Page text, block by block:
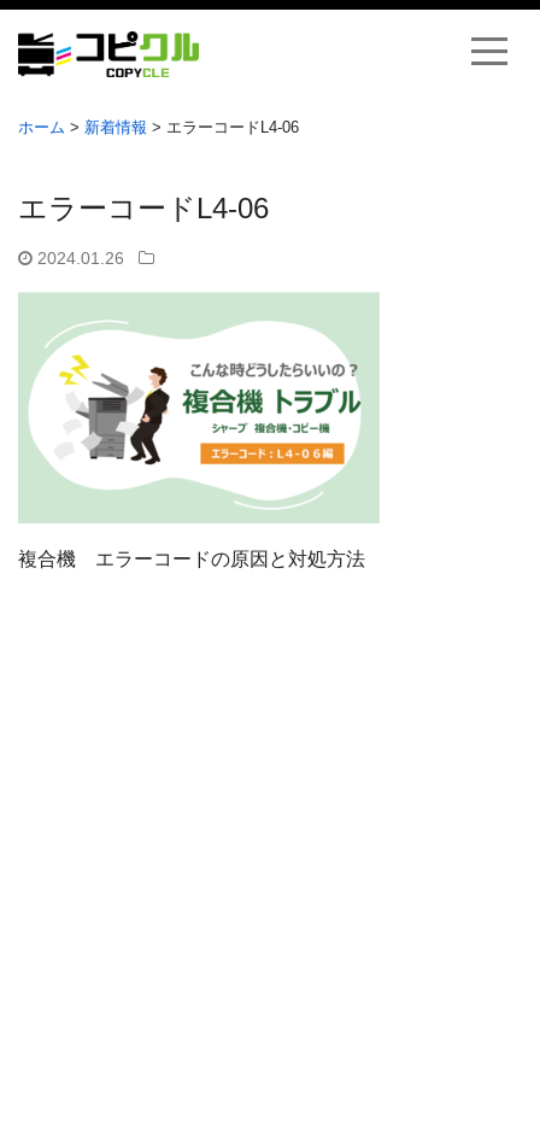
ホーム > 新着情報 > エラーコードL4-06
エラーコードL4-06
2024.01.26
複合機 エラーコードの原因と対処方法